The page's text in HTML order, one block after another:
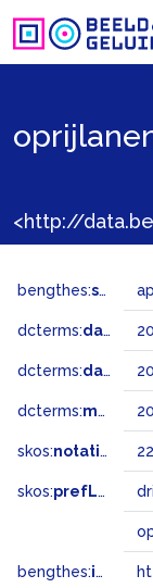
bengthes:status
dcterms:dateAccepted
dcterms:dateSubmitted
dcterms:modified
skos:notation
skos:prefLabel
bengthes:inSet